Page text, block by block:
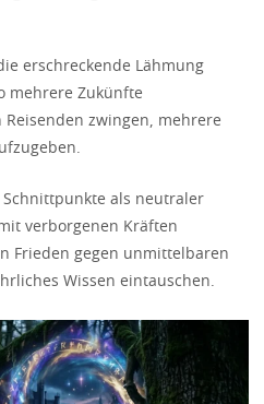
erschreckende Lähmung
mehrere Zukünfte
zwingen, mehrere
Schnittpunkte als neutraler
verborgenen Kräften
Frieden gegen unmittelbaren
Wissen eintauschen.